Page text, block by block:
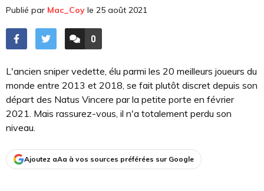
Publié par Mac_Coy le 25 août 2021
ACCÉDER AUX
0
COMMENTAIRES
L'ancien sniper vedette, élu parmi les 20 meilleurs joueurs du
monde entre 2013 et 2018, se fait plutôt discret depuis son
départ des Natus Vincere par la petite porte en février
2021. Mais rassurez-vous, il n'a totalement perdu son
niveau.
Ajoutez aAa à vos sources préférées sur Google